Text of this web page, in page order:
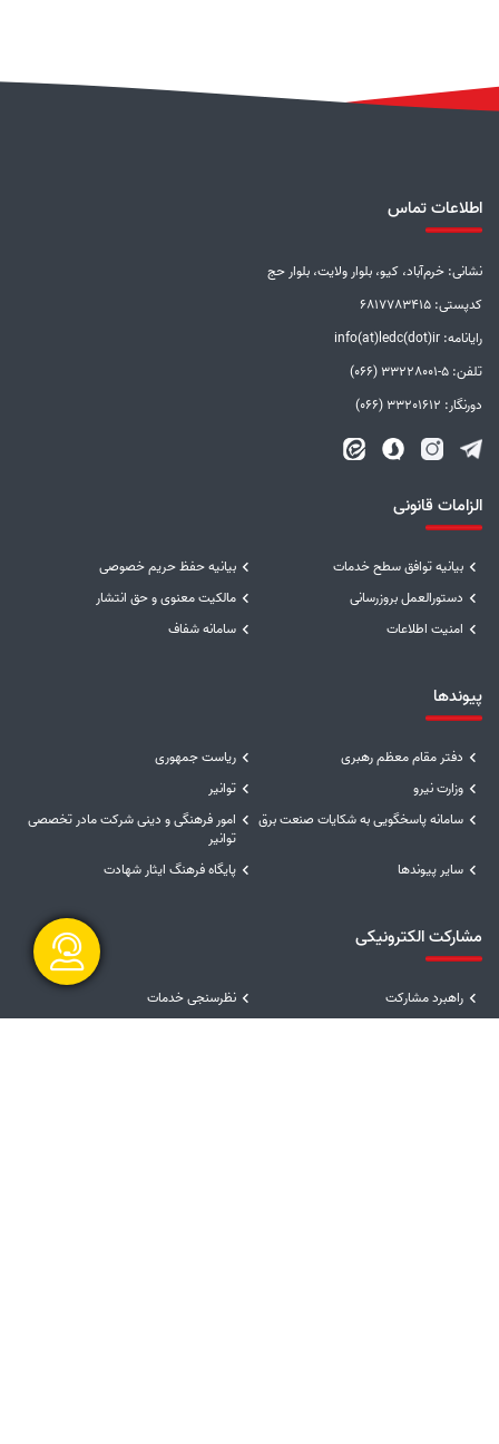
اطلاعات تماس
نشانی: خرم‌آباد، کیو، بلوار ولایت، بلوار حج
کدپستی: 6817783415
رایانامه: info(at)ledc(dot)ir
تلفن: 5-33228001 (066)
دورنگار: 33201612 (066)
الزامات قانونی
بیانیه توافق سطح خدمات
بیانیه حفظ حریم خصوصی
دستورالعمل بروزرسانی
مالکیت معنوی و حق انتشار
امنیت اطلاعات
سامانه شفاف
پیوندها
دفتر مقام معظم رهبری
ریاست جمهوری
وزارت نیرو
توانیر
سامانه پاسخگویی به شکایات صنعت برق
امور فرهنگی و دینی شرکت مادر تخصصی
توانیر
سایر پیوندها
پایگاه فرهنگ ایثار شهادت
مشارکت الکترونیکی
راهبرد مشارکت
نظرسنجی خدمات
گفتگو آنلاین